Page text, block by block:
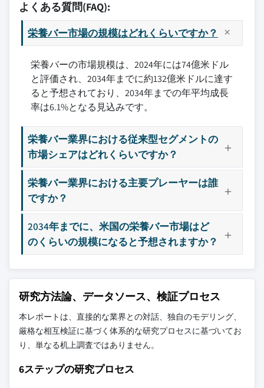
よくある質問(FAQ):
栄養バー市場の規模はどれくらいですか？
栄養バーの市場規模は、2024年には74億米ドル
と評価され、2034年までに約132億米ドルに達す
ると予想されており、2034年までの年平均成長
率は6.1%となる見込みです。
栄養バー業界における従来型セグメントの
市場シェアはどれくらいですか？
栄養バー業界における主要プレーヤーは誰
ですか？
2034年までに、米国の栄養バー市場はど
のくらいの規模になると予想されますか？
研究方法論、データソース、検証プロセス
本レポートは、直接的な業界との対話、独自のモデリング、
厳格な相互検証に基づく体系的な研究プロセスに基づいてお
り、単なる机上調査ではありません。
6ステップの研究プロセス